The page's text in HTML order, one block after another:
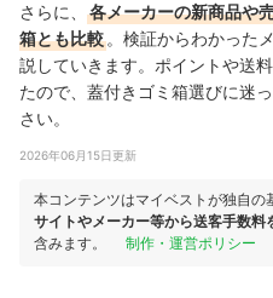
さらに、
各メーカーの新商品や
箱とも比較 。検証からわかった
説していきます。ポイントや送
たので、蓋付きゴミ箱選びに迷
さい。
2026年06月15日更新
本コンテンツはマイベストが独自の
サイトやメーカー等から送客手数料
含みます。
制作・運営ポリシー